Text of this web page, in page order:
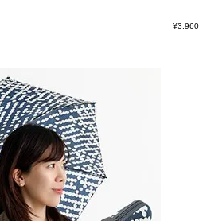
¥3,960